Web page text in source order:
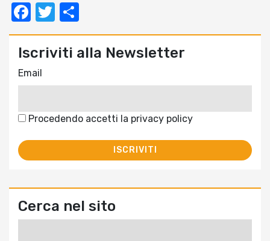
Facebook
Twitter
Iscriviti alla Newsletter
Email
Procedendo accetti la privacy policy
Cerca nel sito